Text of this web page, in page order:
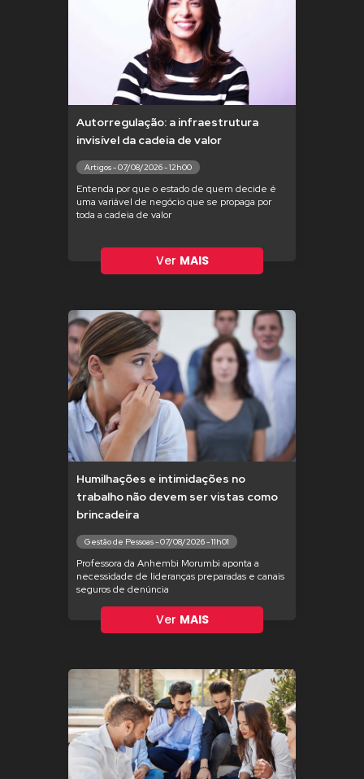
Autorregulação: a infraestrutura
invisível da cadeia de valor
Artigos - 07/08/2026 - 12h00
Entenda por que o estado de quem decide é
uma variável de negócio que se propaga por
toda a cadeia de valor
Ver MAIS
Humilhações e intimidações no
trabalho não devem ser vistas como
brincadeira
Gestão de Pessoas - 07/08/2026 - 11h01
Professora da Anhembi Morumbi aponta a
necessidade de lideranças preparadas e canais
seguros de denúncia
Ver MAIS